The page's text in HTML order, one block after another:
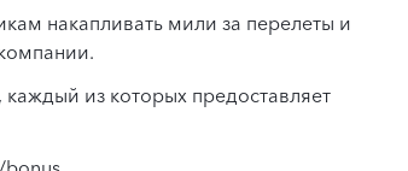
накапливать мили за перелеты и
из которых предоставляет